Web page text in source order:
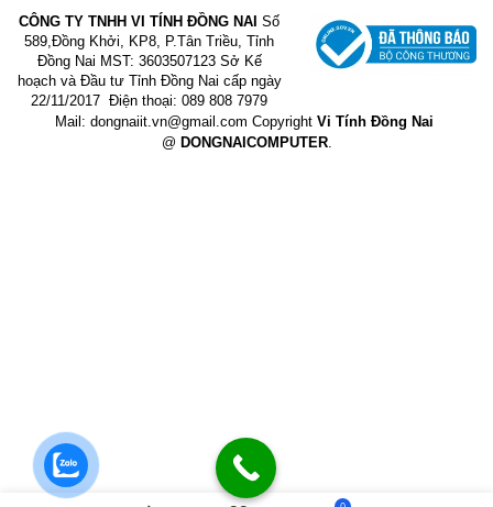
CÔNG TY TNHH VI TÍNH ĐỒNG NAI Số
589,Đồng Khởi, KP8, P.Tân Triều, Tỉnh
Đồng Nai MST: 3603507123 Sở Kế
hoạch và Đầu tư Tỉnh Đồng Nai cấp ngày
22/11/2017 Điện thoại: 089 808 7979
Mail: dongnaiit.vn@gmail.com Copyright Vi Tính Đồng Nai
@ DONGNAICOMPUTER.